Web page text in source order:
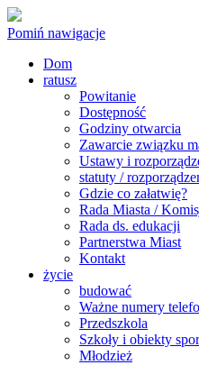
Pomiń nawigacje
Dom
ratusz
Powitanie
Dostępność
Godziny otwarcia
Zawarcie związku
Ustawy i
statuty /
Gdzie co załatwię?
Rada Miasta /
Rada ds. edukacji
Partnerstwa Miast
Kontakt
życie
budować
Ważne numery
Przedszkola
Szkoły i obiekty
Młodzież